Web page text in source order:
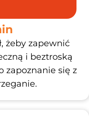
żeby zapewnić
i beztroską
zapoznanie się z